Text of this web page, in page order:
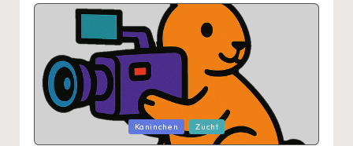
Kaninchen Zucht